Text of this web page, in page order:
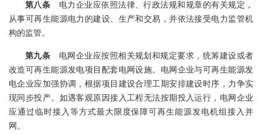
第八条 电力企业应依照法律、行政法规和规章的有关规定，
从事可再生能源电力的建设、生产和交易，并依法接受电力监管机
构的监管。
第九条 电网企业应按照相关规划和规定要求，统筹建设或者
改造可再生能源发电项目配套电网设施。电网企业与可再生能源发
电企业应加强协调，根据项目建设合理工期安排建设时序，力争实
现同步投产。如遇客观原因接入工程无法按期投入运行，电网企业
应通过临时接入等方式最大限度保障可再生能源发电机组接入并
网。